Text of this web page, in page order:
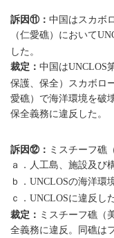
訴因⑪： 中国はスカボ
（仁愛礁）において
した。
裁定： 中国はUNCLOS
保護、保全）スカボロ
愛礁）で海洋環境を破
保全義務に違反した。
訴因⑫： ミスチーフ礁
ａ．人工島、施設及び
ｂ． UNCLOSの海洋環
ｃ． UNCLOSに違反し
裁定： ミスチーフ礁（
全義務に違反。同礁は